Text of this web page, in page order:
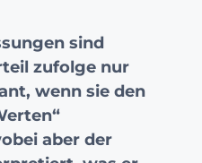
sind
zufolge nur
wenn sie den
aber der